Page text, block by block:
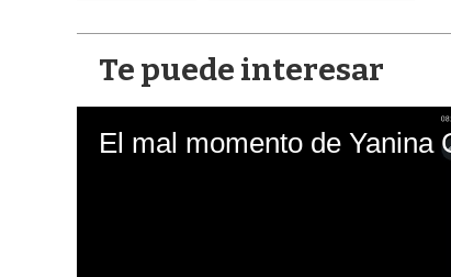
Te puede interesar